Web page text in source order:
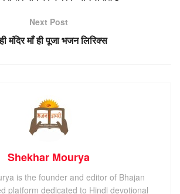
Next Post
मंदिर माँ ही पूजा भजन लिरिक्स
Shekhar Mourya
is the founder and editor of Bhajan
platform dedicated to Hindi devotional